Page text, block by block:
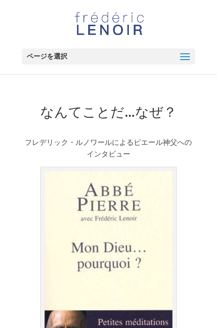
ページを選択
なんてことだ…なぜ？
フレデリック・ルノワールによるピエール神父への
インタビュー